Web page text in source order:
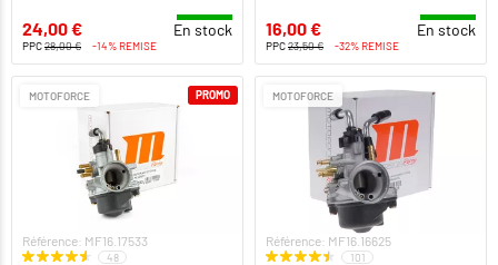
24,00 € En stock
PPC28,00 € -14% REMISE
16,00 € En stock
PPC23,50 € -32% REMISE
MOTOFORCE
Référence: MF16.17533
48
PROMO MOTOFORCE
Référence: MF16.16625
101